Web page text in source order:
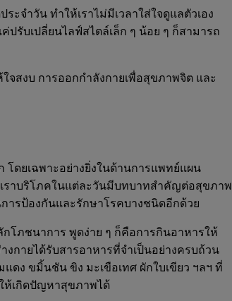
ะจำวัน ทำให้เราไม่มีเวลาใส่ใจดูแลตัวเอง
รับเปลี่ยนไลฟ์สไตล์เล็ก ๆ น้อย ๆ ก็สามารถ
จสงบ การออกกำลังกายเพื่อสุขภาพจิต และ
ดยเฉพาะอย่างยิ่งในด้านการแพทย์แผน
ราบริโภคในแต่ละวันมีบทบาทสำคัญต่อสุขภาพ
ารป้องกันและรักษาโรคบางชนิดอีกด้วย
โภชนาการ พูดง่าย ๆ ก็คือการกินอาหารให้
กายได้รับสารอาหารที่จำเป็นอย่างครบถ้วน
ดง ขมิ้นชัน ขิง มะเขือเทศ ผักใบเขียว ฯลฯ ที่
ห้เกิดปัญหาสุขภาพได้